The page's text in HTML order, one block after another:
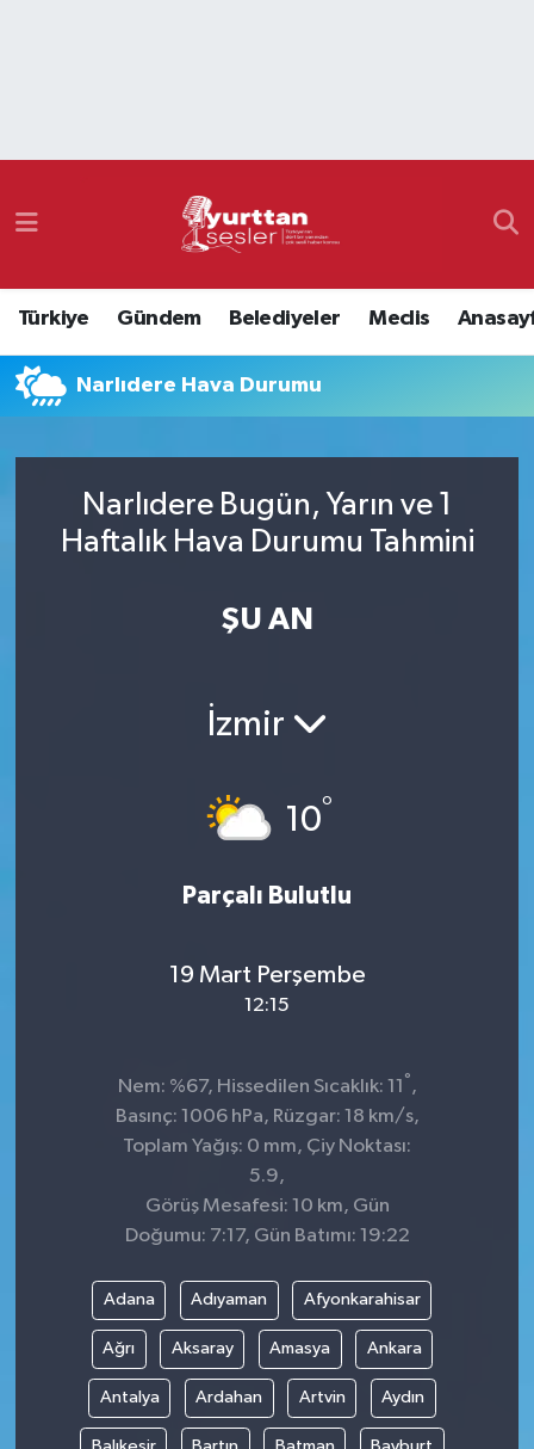
Türkiye Gündem Belediyeler Meclis
Narlıdere Hava Durumu
Narlıdere Bugün, Yarın ve 1
Haftalık Hava Durumu Tahmini
ŞU AN
İzmir
10°
Parçalı Bulutlu
19 Mart Perşembe
12:15
Nem: %67, Hissedilen Sıcaklık: 11 ° ,
Basınç: 1006 hPa, Rüzgar: 18 km/s,
Toplam Yağış: 0 mm, Çiy Noktası:
5.9,
Görüş Mesafesi: 10 km, Gün
Doğumu: 7:17, Gün Batımı: 19:22
Adana Adıyaman Afyonkarahisar
Ağrı Aksaray Amasya Ankara
Antalya Ardahan Artvin Aydın
Namaz Vakitleri
Süper Lig Puan Durumu ve Fikstür
Tüm Manşetler
Son Dakika Haberleri
Haber Arşivi